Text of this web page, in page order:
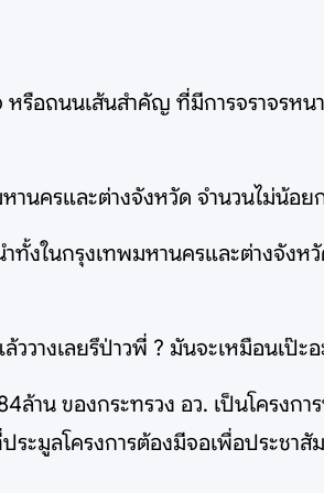
ถนนเส้นสำคัญ ที่มีการจราจรหน
นครและต่างจังหวัด จำนวนไม่น้อย
ในกรุงเทพมหานครและต่างจังหวั
างเลยรึป่าวพี่ ? มันจะเหมือนเป๊ะ
ล้าน ของกระทรวง อว. เป็นโครง
มูลโครงการต้องมีจอเพื่อประชา